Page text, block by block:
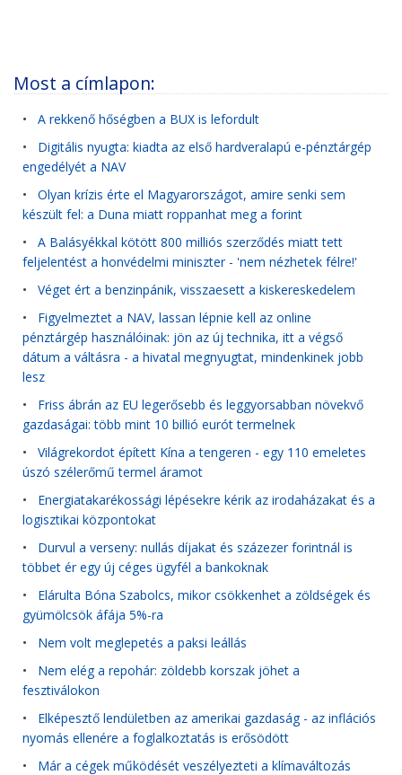
Most a címlapon:
• A rekkenő hőségben a BUX is lefordult
• Digitális nyugta: kiadta az első hardveralapú e-pénztárgép
engedélyét a NAV
• Olyan krízis érte el Magyarországot, amire senki sem
készült fel: a Duna miatt roppanhat meg a forint
• A Balásyékkal kötött 800 milliós szerződés miatt tett
feljelentést a honvédelmi miniszter - 'nem nézhetek félre!'
• Véget ért a benzinpánik, visszaesett a kiskereskedelem
• Figyelmeztet a NAV, lassan lépnie kell az online
pénztárgép használóinak: jön az új technika, itt a végső
dátum a váltásra - a hivatal megnyugtat, mindenkinek jobb
lesz
• Friss ábrán az EU legerősebb és leggyorsabban növekvő
gazdaságai: több mint 10 billió eurót termelnek
• Világrekordot épített Kína a tengeren - egy 110 emeletes
úszó szélerőmű termel áramot
• Energiatakarékossági lépésekre kérik az irodaházakat és a
logisztikai központokat
• Durvul a verseny: nullás díjakat és százezer forintnál is
többet ér egy új céges ügyfél a bankoknak
• Elárulta Bóna Szabolcs, mikor csökkenhet a zöldségek és
gyümölcsök áfája 5%-ra
• Nem volt meglepetés a paksi leállás
• Nem elég a repohár: zöldebb korszak jöhet a
fesztiválokon
• Elképesztő lendületben az amerikai gazdaság - az inflációs
nyomás ellenére a foglalkoztatás is erősödött
• Már a cégek működését veszélyezteti a klímaváltozás